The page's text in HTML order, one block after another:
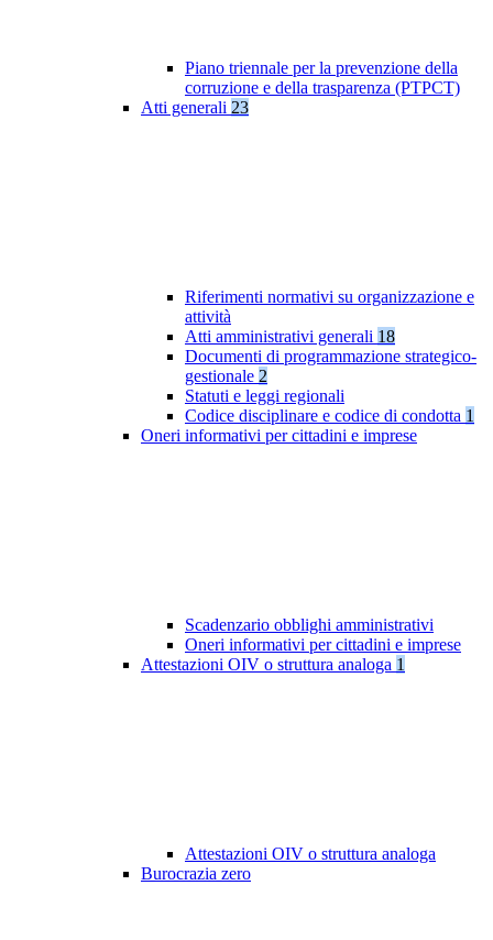
Piano triennale per la prevenzione della
corruzione e della trasparenza (PTPCT)
Atti generali 23
Riferimenti normativi su organizzazione e
attività
Atti amministrativi generali 18
Documenti di programmazione strategico-
gestionale 2
Statuti e leggi regionali
Codice disciplinare e codice di condotta 1
Oneri informativi per cittadini e imprese
Scadenzario obblighi amministrativi
Oneri informativi per cittadini e imprese
Attestazioni OIV o struttura analoga 1
Attestazioni OIV o struttura analoga
Burocrazia zero